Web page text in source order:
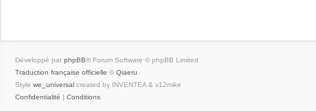
Développé par phpBB® Forum Software © phpBB Limited
Traduction française officielle © Qiaeru
Style we_universal created by INVENTEA & v12mike
Confidentialité | Conditions